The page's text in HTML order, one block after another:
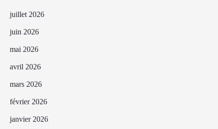
juillet 2026
juin 2026
mai 2026
avril 2026
mars 2026
février 2026
janvier 2026